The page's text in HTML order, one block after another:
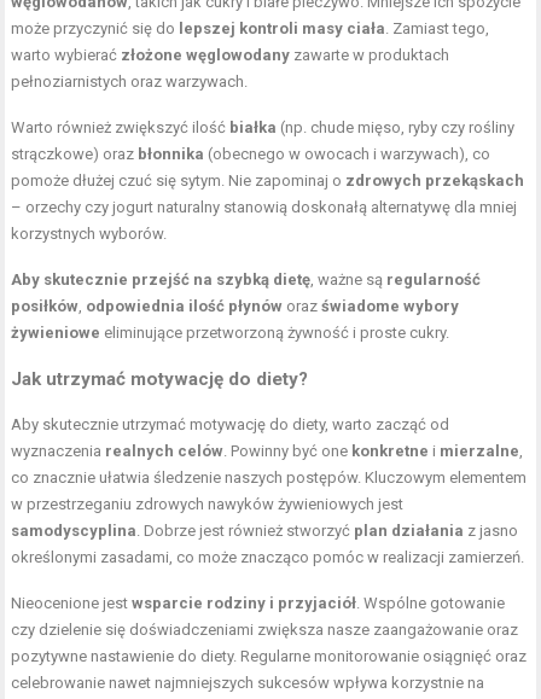
może przyczynić się do lepszej kontroli masy ciała. Zamiast tego,
warto wybierać złożone węglowodany zawarte w produktach
pełnoziarnistych oraz warzywach.
Warto również zwiększyć ilość białka (np. chude mięso, ryby czy rośliny
strączkowe) oraz błonnika (obecnego w owocach i warzywach), co
pomoże dłużej czuć się sytym. Nie zapominaj o zdrowych przekąskach
– orzechy czy jogurt naturalny stanowią doskonałą alternatywę dla mniej
korzystnych wyborów.
Aby skutecznie przejść na szybką dietę, ważne są regularność
posiłków, odpowiednia ilość płynów orazświadome wybory
żywieniowe eliminujące przetworzoną żywność i proste cukry.
Jak utrzymać motywację do diety?
Aby skutecznie utrzymać motywację do diety, warto zacząć od
wyznaczenia realnych celów. Powinny być one konkretne i mierzalne,
co znacznie ułatwia śledzenie naszych postępów. Kluczowym elementem
w przestrzeganiu zdrowych nawyków żywieniowych jest
samodyscyplina. Dobrze jest również stworzyć plan działania z jasno
określonymi zasadami, co może znacząco pomóc w realizacji zamierzeń.
Nieocenione jestwsparcie rodziny i przyjaciół. Wspólne gotowanie
czy dzielenie się doświadczeniami zwiększa nasze zaangażowanie oraz
pozytywne nastawienie do diety. Regularne monitorowanie osiągnięć oraz
celebrowanie nawet najmniejszych sukcesów wpływa korzystnie na